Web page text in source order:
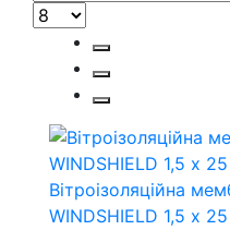
Вітроізоляційна
WINDSHIELD 1,5 х